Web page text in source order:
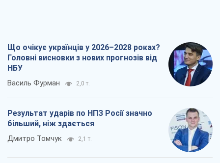
Що очікує українців у 2026–2028 роках?
Головні висновки з нових прогнозів від
НБУ
Василь Фурман 2,0 т.
Результат ударів по НПЗ Росії значно
більший, ніж здається
Дмитро Томчук 2,1 т.